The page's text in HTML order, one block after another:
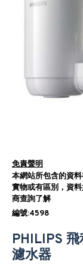
免責聲明
本網站所包含的資
實物或有區別，資
商查詢了解
編號:4598
PHILIPS
濾水器